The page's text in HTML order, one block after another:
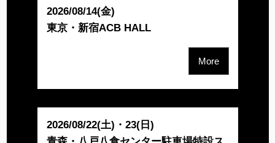
2026/08/14(金)
東京・新宿ACB HALL
More
2026/08/22(土)・23(日)